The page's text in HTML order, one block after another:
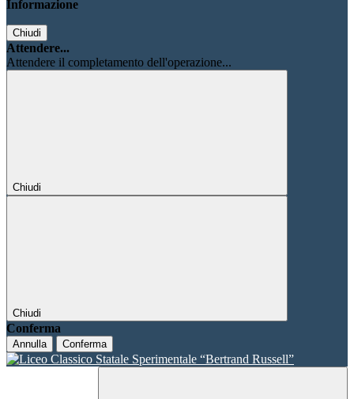
Informazione
Chiudi
Attendere...
Attendere il completamento dell'operazione...
Chiudi
Chiudi
Conferma
Annulla Conferma